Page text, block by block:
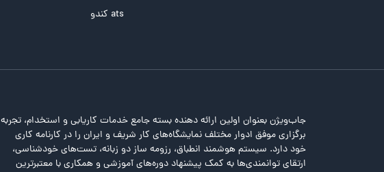
ats کندو
جاب‌ویژن بعنوان اولین ارائه دهنده بسته جامع خدمات کاریابی و استخدام، تجربه
برگزاری موفق ادوار مختلف نمایشگاه‌های کار شریف و ایران را در کارنامه کاری
خود دارد. سیستم هوشمند انطباق، رزومه ساز دو زبانه، تست‌های خودشناسی،
ارتقای توانمندی‌ها به کمک پیشنهاد دوره‌های آموزشی و همکاری با معتبرترین